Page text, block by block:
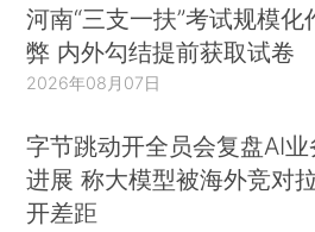
河南“三支一扶”考试规模化
弊 内外勾结提前获取试卷
2026年08月07日
字节跳动开全员会复盘AI业
进展 称大模型被海外竞对
开差距